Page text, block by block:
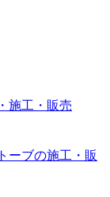
施工・販売
ーブの施工・販